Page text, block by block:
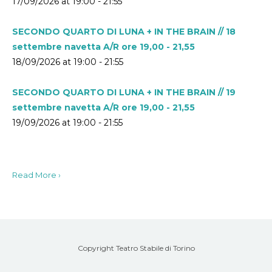
SECONDO QUARTO DI LUNA + IN THE BRAIN // 18
settembre navetta A/R ore 19,00 - 21,55
18/09/2026 at 19:00 - 21:55
SECONDO QUARTO DI LUNA + IN THE BRAIN // 19
settembre navetta A/R ore 19,00 - 21,55
19/09/2026 at 19:00 - 21:55
Read More ›
Copyright Teatro Stabile di Torino